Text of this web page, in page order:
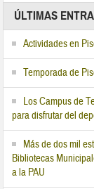
ÚLTIMAS
Actividades en
Temporada de
Los Campus de
para disfrutar del
Más de dos mil
Bibliotecas
a la PAU